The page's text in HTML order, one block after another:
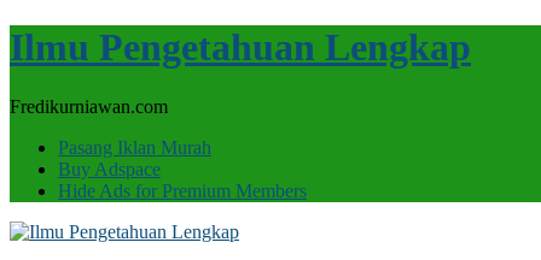
Ilmu Pengetahuan Lengkap
Fredikurniawan.com
Pasang Iklan Murah
Buy Adspace
Hide Ads for Premium Members